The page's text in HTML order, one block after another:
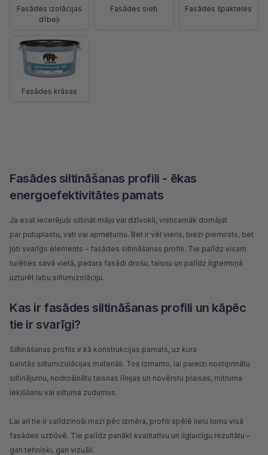
Fasādes izolācijas
dībeļi
Fasādes sieti Fasādes špakteles
Fasādes krāsas
Fasādes siltināšanas profili - ēkas
energoefektivitātes pamats
Ja esat iecerējuši siltināt māju vai dzīvokli, visticamāk domājat
par putuplastu, vati vai apmetumu. Bet ir vēl viens, bieži piemirsts, bet
ļoti svarīgs elements – fasādes siltināšanas profili. Tie palīdz visam
turēties savā vietā, padara fasādi drošu, taisnu un palīdz ilgtermiņā
uzturēt labu siltumizolāciju.
Kas ir fasādes siltināšanas profili un kāpēc
tie ir svarīgi?
Siltināšanas profils ir kā konstrukcijas pamats, uz kura
balstās siltumizolācijas materiāli. Tos izmanto, lai pareizi nostiprinātu
siltinājumu, nodrošinātu taisnas līnijas un novērstu plaisas, mitruma
iekļūšanu vai siltuma zudumus.
Lai arī tie ir salīdzinoši mazi pēc izmēra, profili spēlē lielu lomu visā
fasādes uzbūvē. Tie palīdz panākt kvalitatīvu un ilglaicīgu rezultātu –
gan tehniski, gan vizuāli.